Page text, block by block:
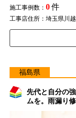
施工事例数： 0件
工事店住所：埼玉県川
福島県
先代と自分の
ムを。雨漏り